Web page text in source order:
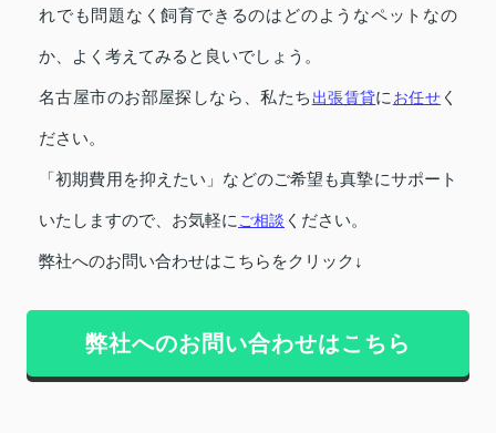
れでも問題なく飼育できるのはどのようなペットなの
か、よく考えてみると良いでしょう。
名古屋市のお部屋探しなら、私たち 出張賃貸に お任せ く
ださい。
「初期費用を抑えたい」などのご希望も真摯にサポート
いたしますので、お気軽に ご相談 ください。
弊社へのお問い合わせはこちらをクリック↓
弊社へのお問い合わせはこちら